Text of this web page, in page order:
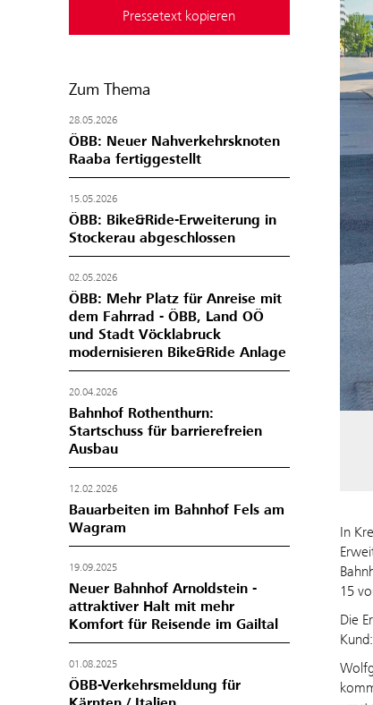
Pressetext kopieren
Zum Thema
28.05.2026
ÖBB: Neuer Nahverkehrsknoten
Raaba fertiggestellt
15.05.2026
ÖBB: Bike&Ride-Erweiterung in
Stockerau abgeschlossen
02.05.2026
ÖBB: Mehr Platz für Anreise mit
dem Fahrrad - ÖBB, Land OÖ
und Stadt Vöcklabruck
modernisieren Bike&Ride Anlage
20.04.2026
Bahnhof Rothenthurn:
Startschuss für barrierefreien
Ausbau
12.02.2026
Bauarbeiten im Bahnhof Fels am
Wagram
19.09.2025
Neuer Bahnhof Arnoldstein -
attraktiver Halt mit mehr
Komfort für Reisende im Gailtal
01.08.2025
ÖBB-Verkehrsmeldung für
In
15
Die